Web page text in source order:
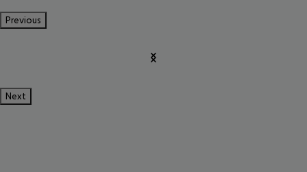
Previous
Next